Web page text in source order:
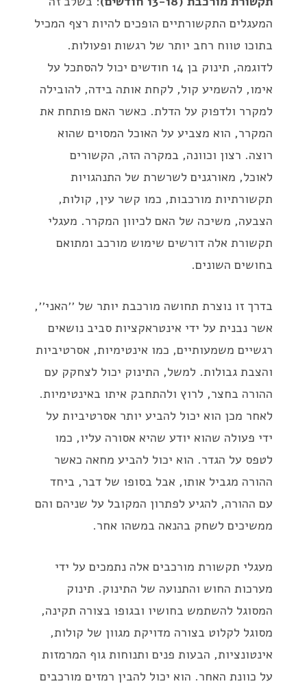
המעגלים התקשורתיים הופכים להיות רצף המכיל
בתוכו טווח רחב יותר של רגשות ופעולות.
לדוגמה, תינוק בן 14 חודשים יכול להסתכל על
אימו, להשמיע קול, לקחת אותה בידה, להובילה
למקרר ולדפוק על הדלת. כאשר האם פותחת את
המקרר, הוא מצביע על האוכל המסוים שהוא
רוצה. רצון וכוונה, במקרה הזה, הקשורים
לאוכל, מאורגנים לשרשרת של התנהגויות
תקשורתיות מורכבות, כמו קשר עין, קולות,
הצבעה, משיכה של האם לכיוון המקרר. מעגלי
תקשורת אלה דורשים שימוש מורכב ומתואם
בחושים השונים.
בדרך זו נוצרת תחושה מורכבת יותר של ׳׳האני׳׳,
אשר נבנית על ידי אינטראקציות סביב נושאים
רגשיים משמעותיים, כמו אינטימיות, אסרטיביות
והצבת גבולות. למשל, התינוק יכול לצחקק עם
ההורה בחצר, לרוץ ולהתחבק איתו באינטימיות.
לאחר מכן הוא יכול להביע יותר אסרטיביות על
ידי פעולה שהוא יודע שהיא אסורה עליו, כמו
לטפס על הגדר. הוא יכול להביע מחאה כאשר
ההורה מגביל אותו, אבל בסופו של דבר, ביחד
עם ההורה, להגיע לפתרון המקובל על שניהם והם
ממשיכים לשחק בהנאה במשהו אחר.
מעגלי תקשורת מורכבים אלה נתמכים על ידי
מערכות החוש והתנועה של התינוק. תינוק
המסוגל להשתמש בחושיו ובגופו בצורה תקינה,
מסוגל לקלוט בצורה מדויקת מגוון של קולות,
אינטונציות, הבעות פנים ותנוחות גוף המרמזות
על כוונת האחר. הוא יכול להבין רמזים מורכבים